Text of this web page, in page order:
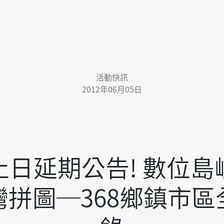
活動快訊
2012年06月05日
日延期公告! 數位島
拼圖─368鄉鎮市區